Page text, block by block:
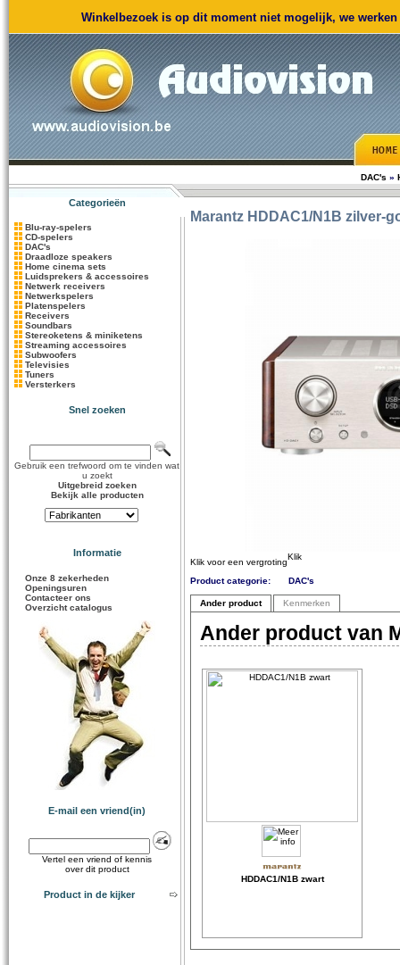
Winkelbezoek is op dit moment niet mogelijk, we
DAC's »
Categorieën
Blu-ray-spelers
CD-spelers
DAC's
Draadloze speakers
Home cinema sets
Luidsprekers & accessoires
Netwerk receivers
Netwerkspelers
Platenspelers
Receivers
Soundbars
Stereoketens & miniketens
Streaming accessoires
Subwoofers
Televisies
Tuners
Versterkers
Snel zoeken
Gebruik een trefwoord om te vinden wat
u zoekt
Uitgebreid zoeken
Bekijk alle producten
Informatie
Onze 8 zekerheden
Openingsuren
Contacteer ons
Overzicht catalogus
E-mail een vriend(in)
Vertel een vriend of kennis
over dit product
Product in de kijker
Marantz HDDAC1/N1B zilver-
Klik voor een vergroting
Product categorie:
DAC's
Ander product Kenmerken
Ander product van
HDDAC1/N1B zwart